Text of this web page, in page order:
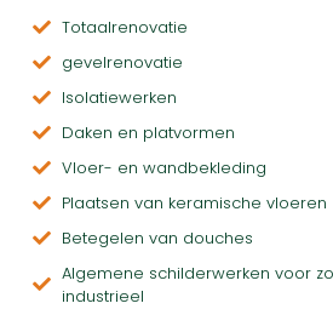
Totaalrenovatie
gevelrenovatie
Isolatiewerken
Daken en platvormen
Vloer- en wandbekleding
Plaatsen van keramische vloeren
Betegelen van douches
Algemene schilderwerken voor
industrieel